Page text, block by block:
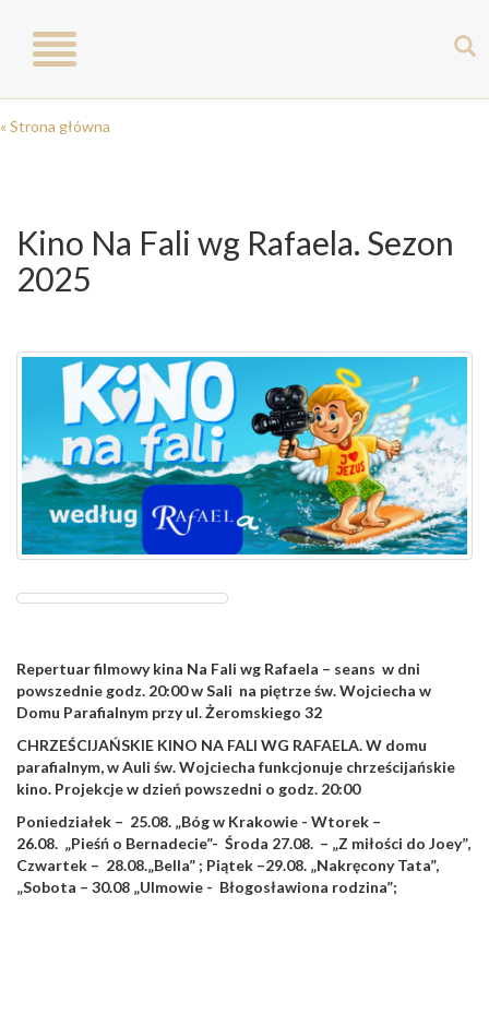
Toggle
navigation
« Strona główna
Kino Na Fali wg Rafaela. Sezon
2025
Repertuar filmowy kina Na Fali wg Rafaela – seans w dni
powszednie godz. 20:00 w Sali na piętrze św. Wojciecha w
Domu Parafialnym przy ul. Żeromskiego 32
CHRZEŚCIJAŃSKIE KINO NA FALI WG RAFAELA. W domu
parafialnym, w Auli św. Wojciecha funkcjonuje chrześcijańskie
kino. Projekcje w dzień powszedni o godz. 20:00
Poniedziałek – 25.08. „Bóg w Krakowie - Wtorek –
26.08. „Pieśń o Bernadecie”- Środa 27.08. – „Z miłości do Joey”,
Czwartek – 28.08.„Bella” ; Piątek –29.08. „Nakręcony Tata”,
„Sobota – 30.08 „Ulmowie - Błogosławiona rodzina”;